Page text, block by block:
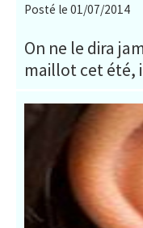
Posté le 01/07/2014
On ne le dira
maillot cet été,